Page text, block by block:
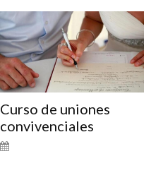
Curso de uniones
convivenciales